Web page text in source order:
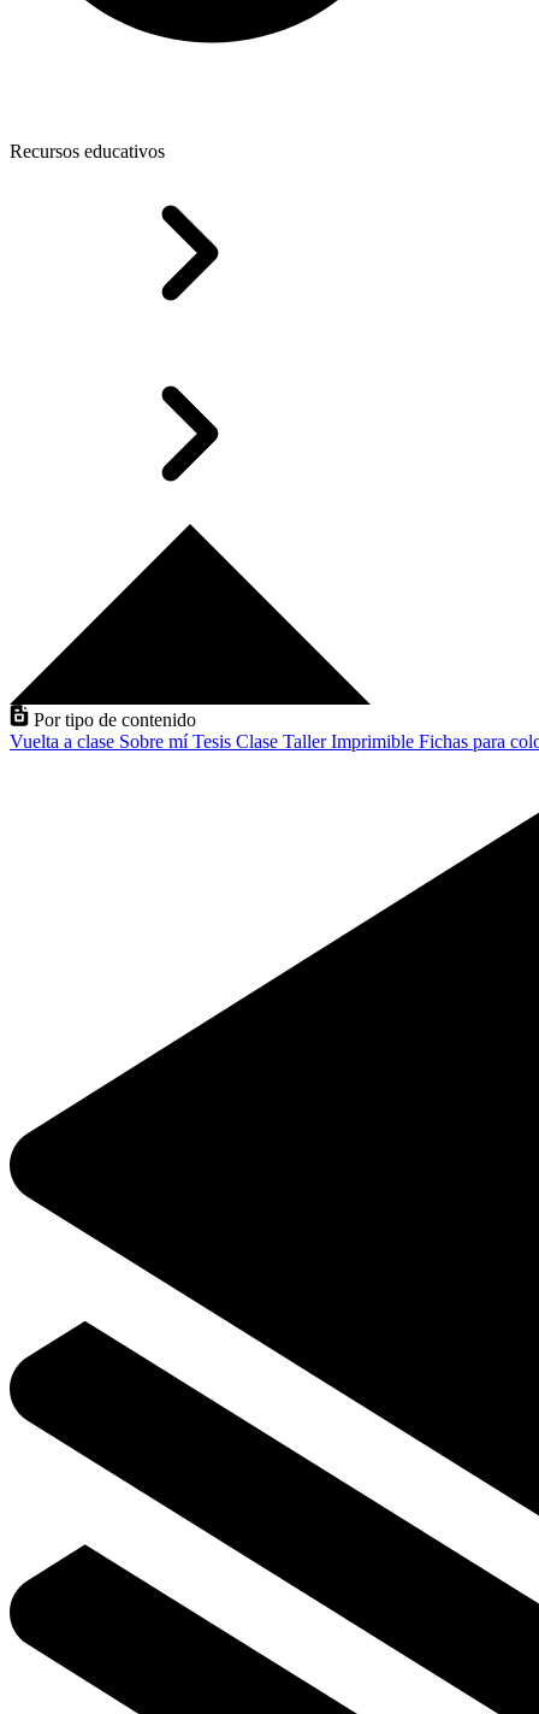
Recursos educativos
Por tipo de contenido
Vuelta a clase Sobre míTesis Clase TallerImprimible Fichas para